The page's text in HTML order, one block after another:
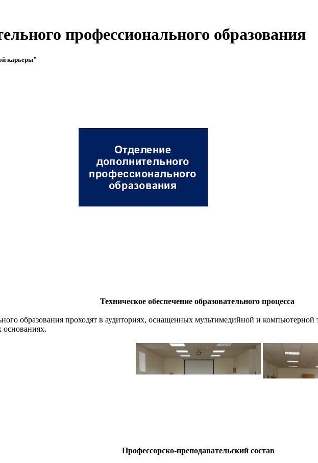
профессионального образования
карьеры"
Техническое обеспечение образовательного процесса
образования проходят в аудиториях, оснащенных мультимедийной и компьютерной
Профессорско-преподавательский состав